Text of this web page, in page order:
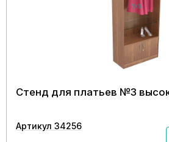
Стенд для платьев №3
Артикул 34256